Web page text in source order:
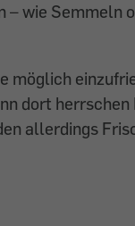
wie Semmeln
möglich
dort
allerdings